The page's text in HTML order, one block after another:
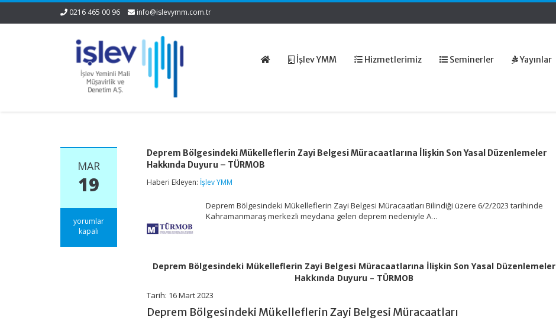
0216 465 00 96 info@islevymm.com.tr
İşlev YMM Hizmetlerimiz Seminerler Yayınlar
MAR
19
Deprem
Bölgesindeki
yorumlar
kapalı
Deprem Bölgesindeki Mükelleflerin Zayi Belgesi Müracaatlarına İlişkin Son Yasal Düzenlemeler
Hakkında Duyuru – TÜRMOB
Haberi Ekleyen: İşlev YMM
Deprem Bölgesindeki Mükelleflerin Zayi Belgesi Müracaatları Bilindiği üzere 6/2/2023 tarihinde
Kahramanmaraş merkezli meydana gelen deprem nedeniyle A…
Deprem Bölgesindeki Mükelleflerin Zayi Belgesi Müracaatlarına İlişkin Son Yasal Düzenlemeler
Hakkında Duyuru – TÜRMOB
Tarih: 16 Mart 2023
Deprem Bölgesindeki Mükelleflerin Zayi Belgesi Müracaatları